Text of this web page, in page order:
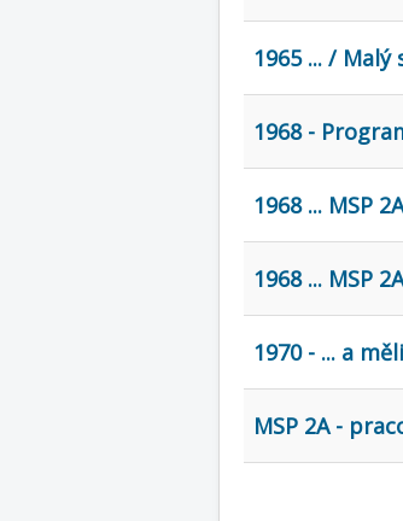
1965 ... /
1968 -
1968 ... MSP
1968 ... MSP
1970 - ... a
MSP 2A -